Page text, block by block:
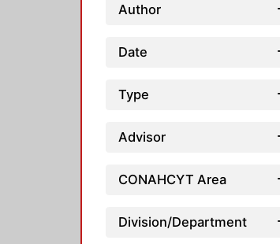
Author
Date
Type
Advisor
CONAHCYT Area
Division/Department